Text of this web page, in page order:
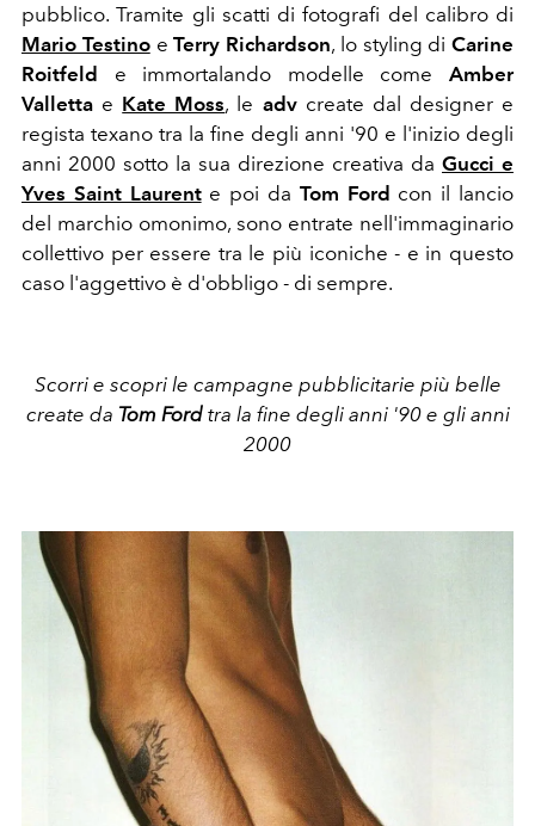
pubblico. Tramite gli scatti di fotografi del calibro di
Mario TestinoeTerry Richardson, lo styling di Carine
Roitfeld e immortalando modelle come Amber
Valletta e Kate Moss, le advcreate dal designer e
regista texano tra la fine degli anni '90 e l'inizio degli
anni 2000 sotto la sua direzione creativa da Gucci e
Yves Saint Laurente poi da Tom Ford con il lancio
del marchio omonimo, sono entrate nell'immaginario
collettivo per essere tra le più iconiche - e in questo
caso l'aggettivo è d'obbligo - di sempre.
Scorri e scopri le campagne pubblicitarie più belle
create da Tom Fordtra la fine degli anni '90 e gli anni
2000